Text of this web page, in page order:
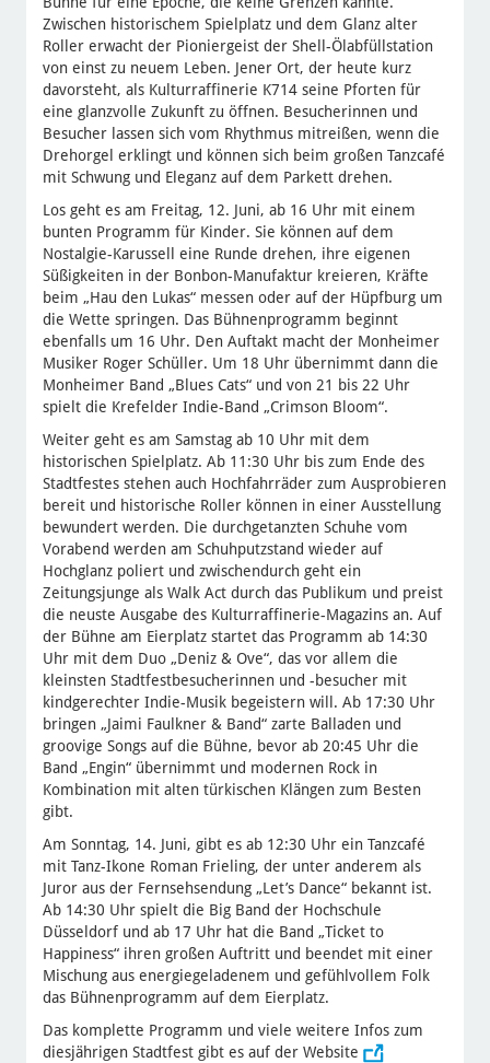
Zwischen historischem Spielplatz und dem Glanz alter
Roller erwacht der Pioniergeist der Shell-Ölabfüllstation
von einst zu neuem Leben. Jener Ort, der heute kurz
davorsteht, als Kulturraffinerie K714 seine Pforten für
eine glanzvolle Zukunft zu öffnen. Besucherinnen und
Besucher lassen sich vom Rhythmus mitreißen, wenn die
Drehorgel erklingt und können sich beim großen Tanzcafé
mit Schwung und Eleganz auf dem Parkett drehen.
Los geht es am Freitag, 12. Juni, ab 16 Uhr mit einem
bunten Programm für Kinder. Sie können auf dem
Nostalgie-Karussell eine Runde drehen, ihre eigenen
Süßigkeiten in der Bonbon-Manufaktur kreieren, Kräfte
beim „Hau den Lukas“ messen oder auf der Hüpfburg um
die Wette springen. Das Bühnenprogramm beginnt
ebenfalls um 16 Uhr. Den Auftakt macht der Monheimer
Musiker Roger Schüller. Um 18 Uhr übernimmt dann die
Monheimer Band „Blues Cats“ und von 21 bis 22 Uhr
spielt die Krefelder Indie-Band „Crimson Bloom“.
Weiter geht es am Samstag ab 10 Uhr mit dem
historischen Spielplatz. Ab 11:30 Uhr bis zum Ende des
Stadtfestes stehen auch Hochfahrräder zum Ausprobieren
bereit und historische Roller können in einer Ausstellung
bewundert werden. Die durchgetanzten Schuhe vom
Vorabend werden am Schuhputzstand wieder auf
Hochglanz poliert und zwischendurch geht ein
Zeitungsjunge als Walk Act durch das Publikum und preist
die neuste Ausgabe des Kulturraffinerie-Magazins an. Auf
der Bühne am Eierplatz startet das Programm ab 14:30
Uhr mit dem Duo „Deniz & Ove“, das vor allem die
kleinsten Stadtfestbesucherinnen und -besucher mit
kindgerechter Indie-Musik begeistern will. Ab 17:30 Uhr
bringen „Jaimi Faulkner & Band“ zarte Balladen und
groovige Songs auf die Bühne, bevor ab 20:45 Uhr die
Band „Engin“ übernimmt und modernen Rock in
Kombination mit alten türkischen Klängen zum Besten
gibt.
Am Sonntag, 14. Juni, gibt es ab 12:30 Uhr ein Tanzcafé
mit Tanz-Ikone Roman Frieling, der unter anderem als
Juror aus der Fernsehsendung „Let’s Dance“ bekannt ist.
Ab 14:30 Uhr spielt die Big Band der Hochschule
Düsseldorf und ab 17 Uhr hat die Band „Ticket to
Happiness“ ihren großen Auftritt und beendet mit einer
Mischung aus energiegeladenem und gefühlvollem Folk
das Bühnenprogramm auf dem Eierplatz.
Das komplette Programm und viele weitere Infos zum
diesjährigen Stadtfest gibt es auf der Website